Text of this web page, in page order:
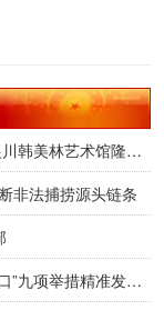
首届“美林杯”青少年绘画大赛优秀作品展在银川韩美林艺术馆隆重开幕
非法捕捞源头链条
胶东国际机场多措并举打造入境旅游“第一窗口”九项举措精准发力，助力青岛建设国际滨海旅游度假胜地